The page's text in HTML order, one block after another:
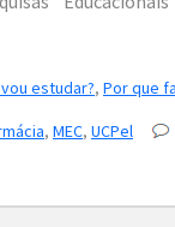
estudar?, Por que
, MEC, UCPel